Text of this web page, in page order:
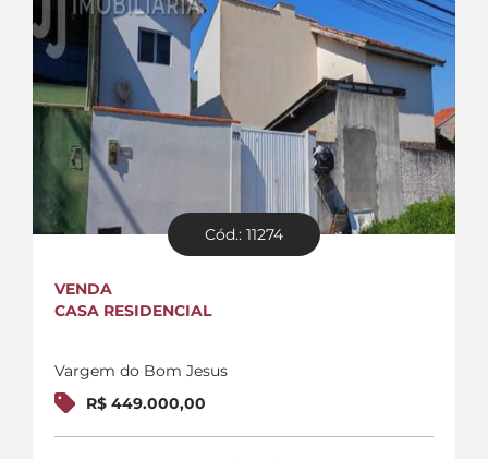
Cód.: 11274
VENDA
CASA RESIDENCIAL
Vargem do Bom Jesus
R$ 449.000,00